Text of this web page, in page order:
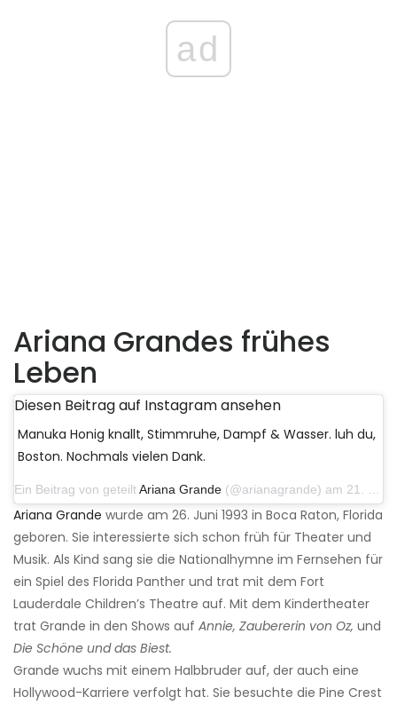
ad
Ariana Grandes frühes
Leben
Diesen Beitrag auf Instagram ansehen
Manuka Honig knallt, Stimmruhe, Dampf & Wasser. luh du,
Boston. Nochmals vielen Dank.
Ein Beitrag von geteiltAriana Grande (@arianagrande) am 21. März 2019 um 12:04 Uhr PDT
Ariana Grande wurde am 26. Juni 1993 in Boca Raton, Florida
geboren. Sie interessierte sich schon früh für Theater und
Musik. Als Kind sang sie die Nationalhymne im Fernsehen für
ein Spiel des Florida Panther und trat mit dem Fort
Lauderdale Children’s Theatre auf. Mit dem Kindertheater
trat Grande in den Shows auf Annie, Zaubererin von Oz, und
Die Schöne und das Biest.
Grande wuchs mit einem Halbbruder auf, der auch eine
Hollywood-Karriere verfolgt hat. Sie besuchte die Pine Crest